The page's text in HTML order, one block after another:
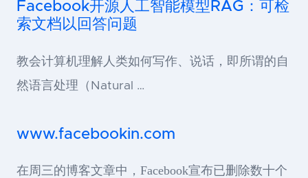
Facebook开源人工智能模型RAG：可检
索文档以回答问题
教会计算机理解人类如何写作、说话，即所谓的自
然语言处理（Natural …
www.facebookin.com
在周三的博客文章中，Facebook宣布已删除数十个